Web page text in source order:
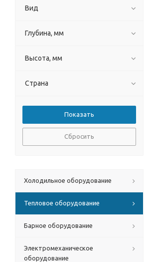
Вид
Глубина, мм
Высота, мм
Страна
Сбросить
Холодильное оборудование
Тепловое оборудование
Барное оборудование
Электромеханическое
оборудование